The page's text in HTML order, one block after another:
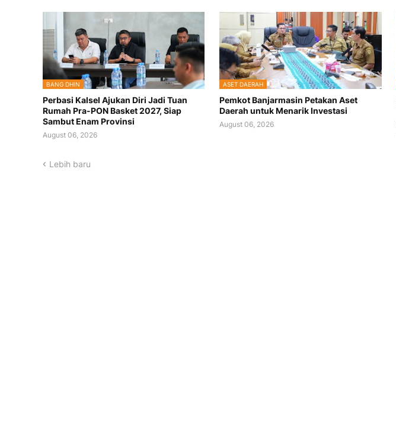
BANG DHIN
Perbasi Kalsel Ajukan Diri Jadi Tuan
Rumah Pra-PON Basket 2027, Siap
Sambut Enam Provinsi
August 06, 2026
ASET DAERAH
Pemkot Banjarmasin Petakan Aset
Daerah untuk Menarik Investasi
August 06, 2026
Lebih baru